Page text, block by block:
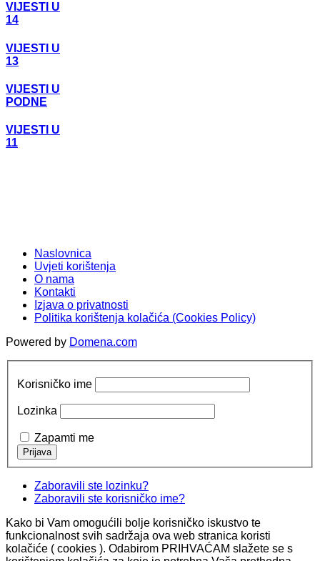
VIJESTI U
14
VIJESTI U
13
VIJESTI U
PODNE
VIJESTI U
11
Naslovnica
Uvjeti korištenja
O nama
Kontakti
Izjava o privatnosti
Politika korištenja kolačića (Cookies Policy)
Powered by Domena.com
Korisničko ime
Lozinka
Zapamti me
Zaboravili ste lozinku?
Zaboravili ste korisničko ime?
Kako bi Vam omogućili bolje korisničko iskustvo te
funkcionalnost svih sadržaja ova web stranica koristi
kolačiće ( cookies ). Odabirom PRIHVAĆAM slažete se s